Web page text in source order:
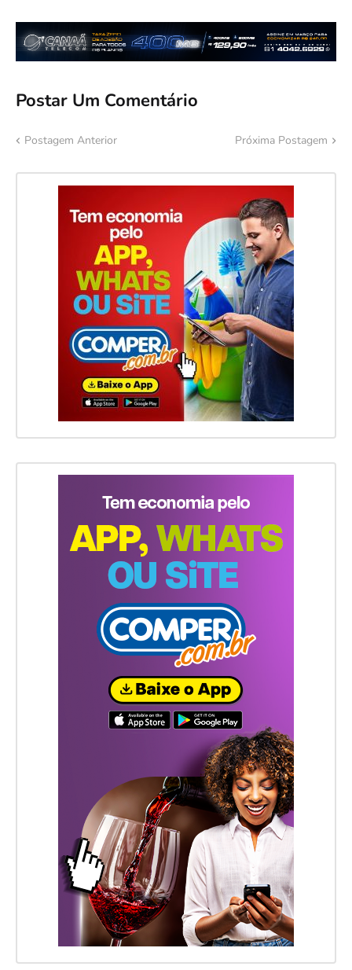
Postar Um Comentário
Postagem Anterior Próxima Postagem